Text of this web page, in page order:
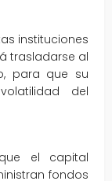
instituciones
trasladarse al
para que su
del
el capital
fondos